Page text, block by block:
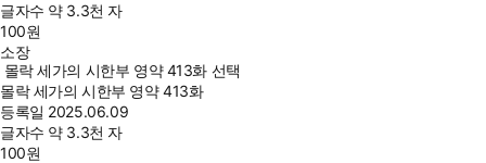
글자수 약 3.3천 자
100원
소장
몰락 세가의 시한부 영약 413화 선택
몰락 세가의 시한부 영약 413화
등록일 2025.06.09
글자수 약 3.3천 자
100원